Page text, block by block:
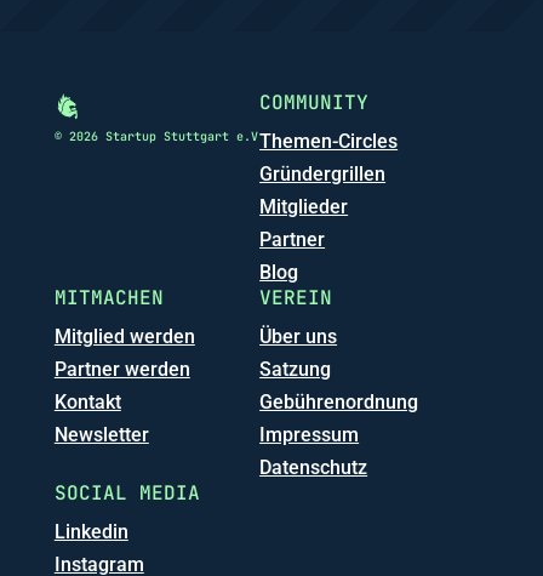
© 2026 Startup Stuttgart e.V
COMMUNITY
Themen-Circles
Gründergrillen
Mitglieder
Partner
Blog
MITMACHEN
Mitglied werden
Partner werden
Kontakt
Newsletter
VEREIN
Über uns
Satzung
Gebührenordnung
Impressum
Datenschutz
SOCIAL MEDIA
Linkedin
Instagram